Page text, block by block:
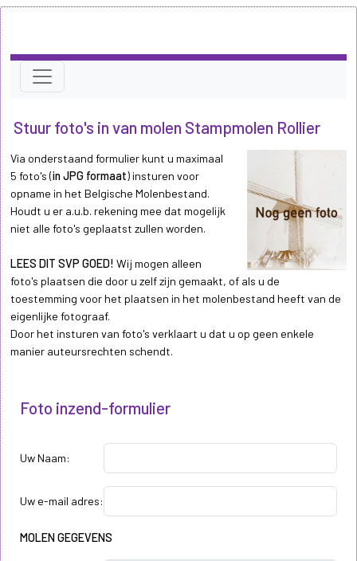
Stuur foto's in van molen Stampmolen Rollier
Via onderstaand formulier kunt u maximaal
5 foto's (in JPG formaat) insturen voor
opname in het Belgische Molenbestand.
Houdt u er a.u.b. rekening mee dat mogelijk
niet alle foto's geplaatst zullen worden.
LEES DIT SVP GOED! Wij mogen alleen
foto's plaatsen die door u zelf zijn gemaakt, of als u de
toestemming voor het plaatsen in het molenbestand heeft van de
eigenlijke fotograaf.
Door het insturen van foto's verklaart u dat u op geen enkele
manier auteursrechten schendt.
Foto inzend-formulier
Uw Naam:
Uw e-mail adres:
MOLEN GEGEVENS